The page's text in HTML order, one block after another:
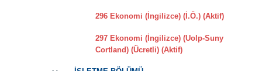
296 Ekonomi (İngilizce) (İ.Ö.) (Aktif)
297 Ekonomi (İngilizce) (Uolp-Suny
Cortland) (Ücretli) (Aktif)